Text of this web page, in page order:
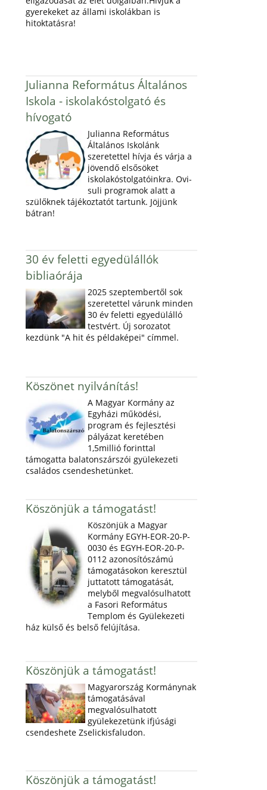
gyerekeket az állami iskolákban is
hitoktatásra!
Julianna Református Általános
Iskola - iskolakóstolgató és
hívogató
Julianna Református
Általános Iskolánk
szeretettel hívja és várja a
jövendő elsősöket
iskolakóstolgatóinkra. Ovi-
suli programok alatt a
szülőknek tájékoztatót tartunk. Jöjjünk
bátran!
30 év feletti egyedülállók
bibliaórája
2025 szeptembertől sok
szeretettel várunk minden
30 év feletti egyedülálló
testvért. Új sorozatot
kezdünk "A hit és példaképei" címmel.
Köszönet nyilvánítás!
A Magyar Kormány az
Egyházi működési,
program és fejlesztési
pályázat keretében
1,5millió forinttal
támogatta balatonszárszói gyülekezeti
családos csendeshetünket.
Köszönjük a támogatást!
Köszönjük a Magyar
Kormány EGYH-EOR-20-P-
0030 és EGYH-EOR-20-P-
0112 azonosítószámú
támogatásokon keresztül
juttatott támogatását,
melyből megvalósulhatott
a Fasori Református
Templom és Gyülekezeti
ház külső és belső felújítása.
Köszönjük a támogatást!
Magyarország Kormánynak
támogatásával
megvalósulhatott
gyülekezetünk ifjúsági
csendeshete Zselickisfaludon.
Köszönjük a támogatást!